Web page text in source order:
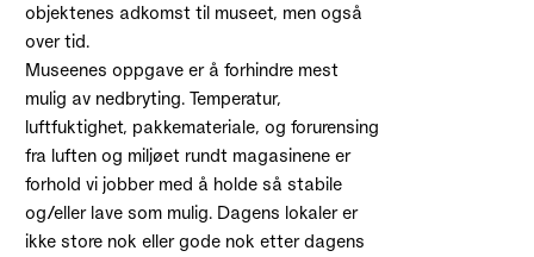
objektenes adkomst til museet, men også
over tid.
Museenes oppgave er å forhindre mest
mulig av nedbryting. Temperatur,
luftfuktighet, pakkemateriale, og forurensing
fra luften og miljøet rundt magasinene er
forhold vi jobber med å holde så stabile
og/eller lave som mulig. Dagens lokaler er
ikke store nok eller gode nok etter dagens